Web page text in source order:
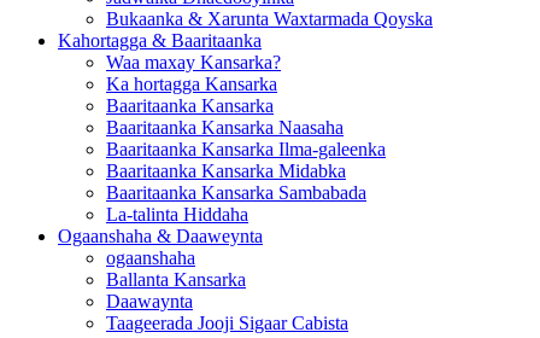
Bukaanka & Xarunta Waxtarmada Qoyska
Kahortagga & Baaritaanka
Waa maxay Kansarka?
Ka hortagga Kansarka
Baaritaanka Kansarka
Baaritaanka Kansarka Naasaha
Baaritaanka Kansarka Ilma-galeenka
Baaritaanka Kansarka Midabka
Baaritaanka Kansarka Sambabada
La-talinta Hiddaha
Ogaanshaha & Daaweynta
ogaanshaha
Ballanta Kansarka
Daawaynta
Taageerada Jooji Sigaar Cabista